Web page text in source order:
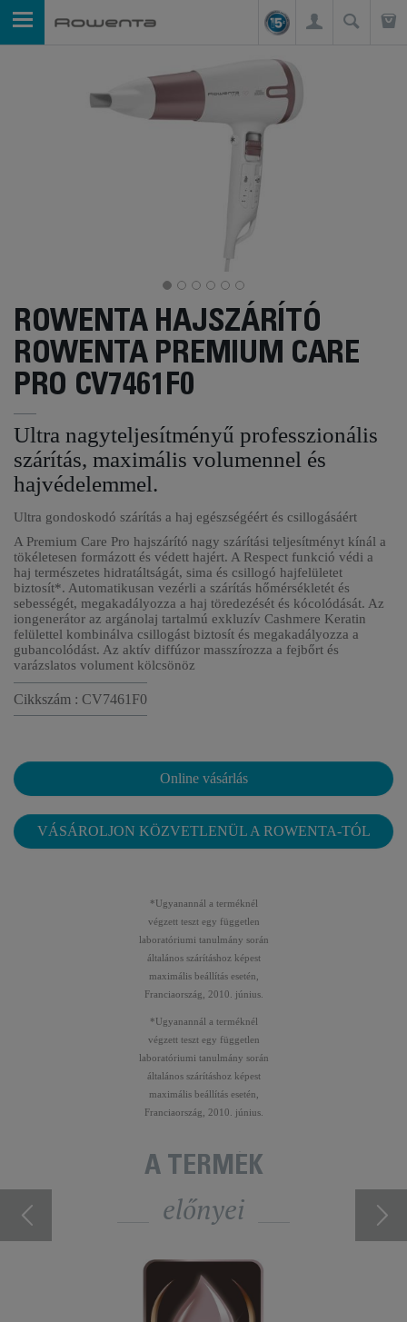
ROWENTA HAJSZÁRÍTÓ
ROWENTA PREMIUM CARE
PRO CV7461F0
Ultra nagyteljesítményű professzionális
szárítás, maximális volumennel és
hajvédelemmel.
Ultra gondoskodó szárítás a haj egészségéért és csillogásáért
A Premium Care Pro hajszárító nagy szárítási teljesítményt kínál a
tökéletesen formázott és védett hajért. A Respect funkció védi a
haj természetes hidratáltságát, sima és csillogó hajfelületet
biztosít*. Automatikusan vezérli a szárítás hőmérsékletét és
sebességét, megakadályozza a haj töredezését és kócolódását. Az
iongenerátor az argánolaj tartalmú exkluzív Cashmere Keratin
felülettel kombinálva csillogást biztosít és megakadályozza a
gubancolódást. Az aktív diffúzor masszírozza a fejbőrt és
varázslatos volument kölcsönöz
Cikkszám : CV7461F0
Online vásárlás
VÁSÁROLJON KÖZVETLENÜL A ROWENTA-TÓL
*Ugyanannál a terméknél
végzett teszt egy független
laboratóriumi tanulmány során
általános szárításhoz képest
maximális beállítás esetén,
Franciaország, 2010. június.
*Ugyanannál a terméknél
végzett teszt egy független
laboratóriumi tanulmány során
általános szárításhoz képest
maximális beállítás esetén,
Franciaország, 2010. június.
A TERMÉK
előnyei